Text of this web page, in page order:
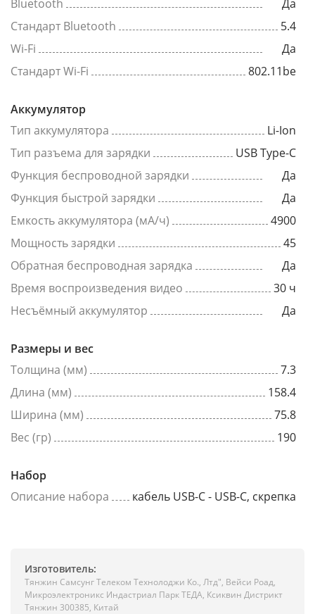
Bluetooth
Да
Стандарт Bluetooth
5.4
Wi-Fi
Да
Стандарт Wi-Fi
802.11be
Аккумулятор
Тип аккумулятора
Li-Ion
Тип разъема для зарядки
USB Type-C
Функция беспроводной зарядки
Да
Функция быстрой зарядки
Да
Емкость аккумулятора (мА/ч)
4900
Мощность зарядки
45
Обратная беспроводная зарядка
Да
Время воспроизведения видео
30 ч
Несъёмный аккумулятор
Да
Размеры и вес
Толщина (мм)
7.3
Длина (мм)
158.4
Ширина (мм)
75.8
Вес (гр)
190
Набор
Описание набора
кабель USB-C - USB-C, скрепка
Изготовитель:
Тянжин Самсунг Телеком Технолоджи Ко., Лтд", Вейси Роад,
Микроэлектроникс Индастриал Парк ТЕДА, Ксиквин Дистрикт
Тянжин 300385, Китай